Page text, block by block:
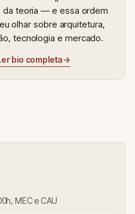
da teoria — e essa ordem
olhar sobre arquitetura,
tecnologia e mercado.
bio completa→
MEC e CAU